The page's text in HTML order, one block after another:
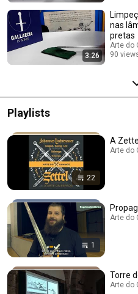
3:26
nas
pretas
Arte do
90
Playlists
22
A
Arte do
1
Arte do
Torre
Arte do